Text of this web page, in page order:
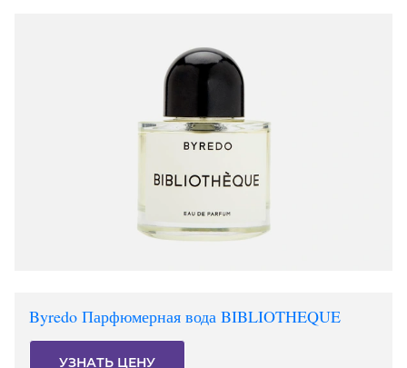
Byredo Парфюмерная вода BIBLIOTHEQUE
УЗНАТЬ ЦЕНУ